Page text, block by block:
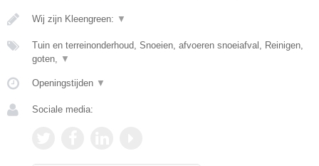
Wij zijn Kleengreen: ▼
Tuin en terreinonderhoud, Snoeien, afvoeren snoeiafval, Reinigen,
goten, ▼
Openingstijden ▼
Sociale media: